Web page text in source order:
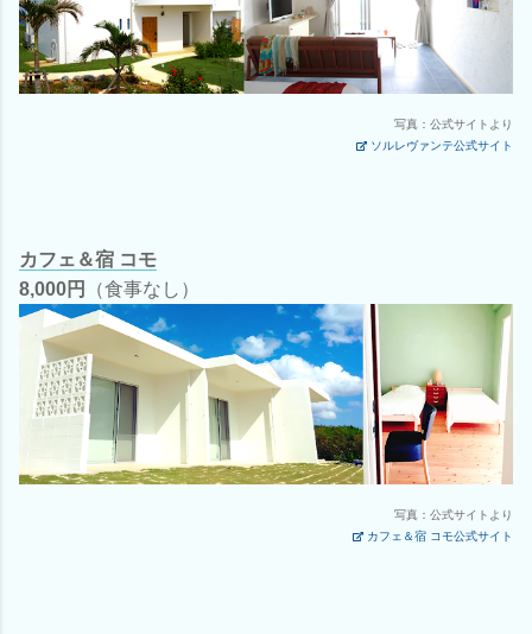
写真：公式サイトより
ソルレヴァンテ公式サイト
カフェ＆宿 コモ
8,000円
（食事なし）
写真：公式サイトより
カフェ＆宿 コモ公式サイト